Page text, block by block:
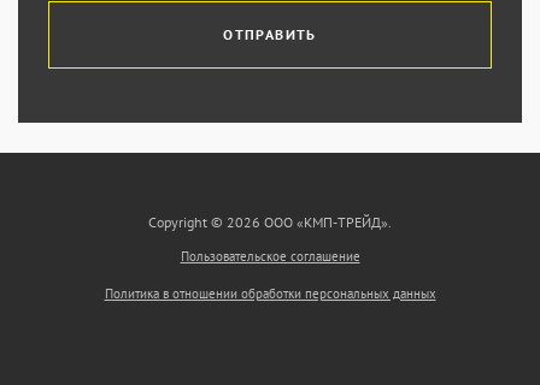
ОТПРАВИТЬ
Copyright © 2026 ООО «КМП-ТРЕЙД».
Пользовательское соглашение
Политика в отношении обработки персональных данных